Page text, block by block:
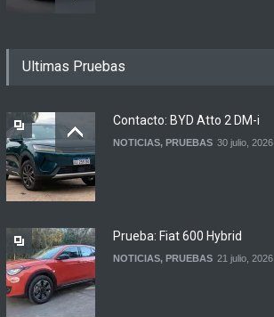
ciudades anunciaron el
NOTICIAS 4 agosto, 2026
Ultimas Pruebas
Contacto: BYD Atto 2 DM-i
NOTICIAS, PRUEBAS 30 julio, 2026
Prueba: Fiat 600 Hybrid
NOTICIAS, PRUEBAS 21 julio, 2026